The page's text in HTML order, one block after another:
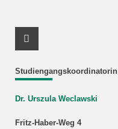
Studiengangskoordinatorin
Dr. Urszula Weclawski
Fritz-Haber-Weg 4
Youtube Profil